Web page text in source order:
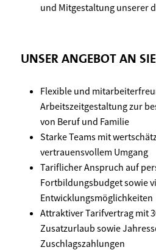
und Mitgestaltung unserer
UNSER ANGEBOT AN SIE
Flexible und
Arbeitszeitgestaltung zur
von Beruf und Familie
Starke Teams mit
vertrauensvollem Umgang
Tariflicher Anspruch auf
Fortbildungsbudget sowie
Entwicklungsmöglichkeiten
Attraktiver Tarifvertrag mit
Zusatzurlaub sowie
Zuschlagszahlungen